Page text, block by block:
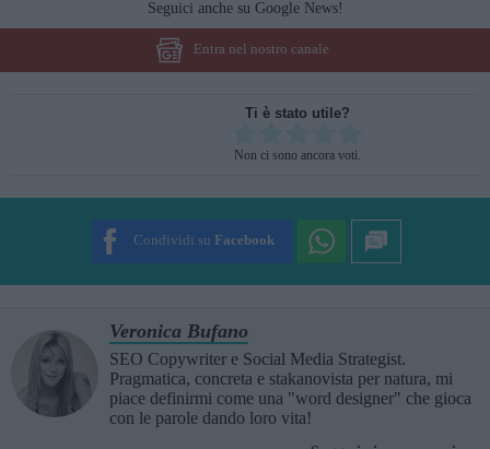
Seguici anche su Google News!
Entra nel nostro canale
Ti è stato utile?
Non ci sono ancora voti.
Condividi su Facebook
Veronica Bufano
SEO Copywriter e Social Media Strategist.
Pragmatica, concreta e stakanovista per natura, mi
piace definirmi come una "word designer" che gioca
con le parole dando loro vita!